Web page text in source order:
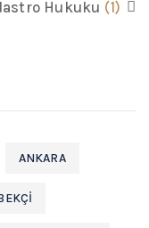
Hukuku (1)
ANKARA